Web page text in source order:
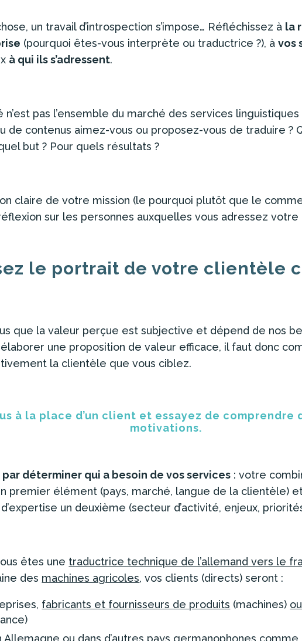
un travail d’introspection s’impose… Réfléchissez à la
(pourquoi êtes-vous interprète ou traductrice ?), àvos
à qui ils s’adressent.
n’est pas l’ensemble du marché des services
de contenus aimez-vous ou proposez-vous de traduire ?
but ? Pour quels résultats ?
claire de votre mission (le pourquoi plutôt que le
sur les personnes auxquelles vous adressez votre
le portrait de votre clientèle
que la valeur perçue est subjective et dépend de nos
une proposition de valeur efficace, il faut donc
la clientèle que vous ciblez.
à la place d’un client et essayez de comprendre
motivations.
déterminer qui a besoin de vos services : votre
premier élément (pays, marché, langue de la clientèle)
un deuxième (secteur d’activité, enjeux,
êtes une traductrice technique de l’allemand vers le
des machines agricoles, vos clients (directs) seront :
fabricants et fournisseurs de produits (machines)